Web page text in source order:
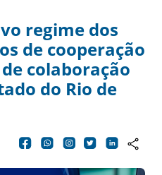
regime dos
de cooperação
colaboração
do Rio de